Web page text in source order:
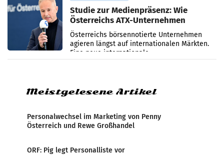
Studie zur Medienpräsenz: Wie
Österreichs ATX-Unternehmen
international wahrgenommen
werden
Österreichs börsennotierte Unternehmen
agieren längst auf internationalen Märkten.
Eine neue internationale
Medienresonanzanalyse untersucht die
Meistgelesene Artikel
Personalwechsel im Marketing von Penny
Österreich und Rewe Großhandel
ORF: Pig legt Personalliste vor